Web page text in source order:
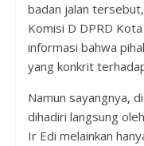
badan jalan
Komisi D DPRD
informasi bahwa
yang konkrit
Namun sayangnya,
dihadiri langsung
Ir Edi melainkan